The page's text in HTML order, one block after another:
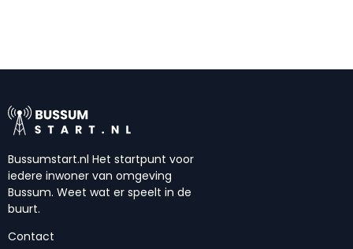
Bussumstart.nl Het startpunt voor
iedere inwoner van omgeving
Bussum. Weet wat er speelt in de
buurt.
Contact